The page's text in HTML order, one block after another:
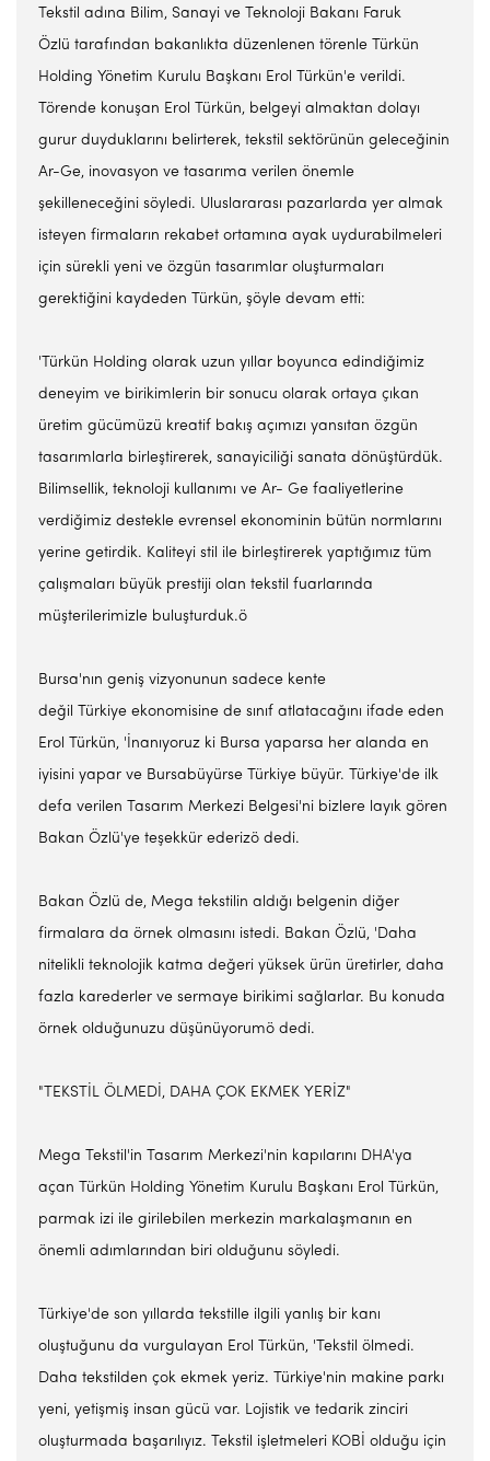
Tekstil adına Bilim, Sanayi ve Teknoloji Bakanı Faruk
Özlü tarafından bakanlıkta düzenlenen törenle Türkün
Holding Yönetim Kurulu Başkanı Erol Türkün'e verildi.
Törende konuşan Erol Türkün, belgeyi almaktan dolayı
gurur duyduklarını belirterek, tekstil sektörünün geleceğinin
Ar-Ge, inovasyon ve tasarıma verilen önemle
şekilleneceğini söyledi. Uluslararası pazarlarda yer almak
isteyen firmaların rekabet ortamına ayak uydurabilmeleri
için sürekli yeni ve özgün tasarımlar oluşturmaları
gerektiğini kaydeden Türkün, şöyle devam etti:
'Türkün Holding olarak uzun yıllar boyunca edindiğimiz
deneyim ve birikimlerin bir sonucu olarak ortaya çıkan
üretim gücümüzü kreatif bakış açımızı yansıtan özgün
tasarımlarla birleştirerek, sanayiciliği sanata dönüştürdük.
Bilimsellik, teknoloji kullanımı ve Ar- Ge faaliyetlerine
verdiğimiz destekle evrensel ekonominin bütün normlarını
yerine getirdik. Kaliteyi stil ile birleştirerek yaptığımız tüm
çalışmaları büyük prestiji olan tekstil fuarlarında
müşterilerimizle buluşturduk.ö
Bursa'nın geniş vizyonunun sadece kente
değil Türkiye ekonomisine de sınıf atlatacağını ifade eden
Erol Türkün, 'İnanıyoruz ki Bursa yaparsa her alanda en
iyisini yapar ve Bursabüyürse Türkiye büyür. Türkiye'de ilk
defa verilen Tasarım Merkezi Belgesi'ni bizlere layık gören
Bakan Özlü'ye teşekkür ederizö dedi.
Bakan Özlü de, Mega tekstilin aldığı belgenin diğer
firmalara da örnek olmasını istedi. Bakan Özlü, 'Daha
nitelikli teknolojik katma değeri yüksek ürün üretirler, daha
fazla karederler ve sermaye birikimi sağlarlar. Bu konuda
örnek olduğunuzu düşünüyorumö dedi.
"TEKSTİL ÖLMEDİ, DAHA ÇOK EKMEK YERİZ"
Mega Tekstil'in Tasarım Merkezi'nin kapılarını DHA'ya
açan Türkün Holding Yönetim Kurulu Başkanı Erol Türkün,
parmak izi ile girilebilen merkezin markalaşmanın en
önemli adımlarından biri olduğunu söyledi.
Türkiye'de son yıllarda tekstille ilgili yanlış bir kanı
oluştuğunu da vurgulayan Erol Türkün, 'Tekstil ölmedi.
Daha tekstilden çok ekmek yeriz. Türkiye'nin makine parkı
yeni, yetişmiş insan gücü var. Lojistik ve tedarik zinciri
oluşturmada başarılıyız. Tekstil işletmeleri KOBİ olduğu için